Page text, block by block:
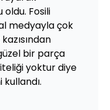
Fosili
medyayla çok
bir parça
yoktur diye